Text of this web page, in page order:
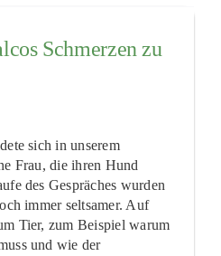
Schmerzen zu
sich in unserem
Frau, die ihren Hund
des Gespräches wurden
immer seltsamer. Auf
Tier, zum Beispiel warum
und wie der